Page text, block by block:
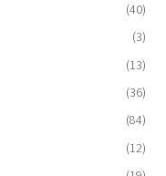
(40)
(3)
(13)
(36)
(84)
(12)